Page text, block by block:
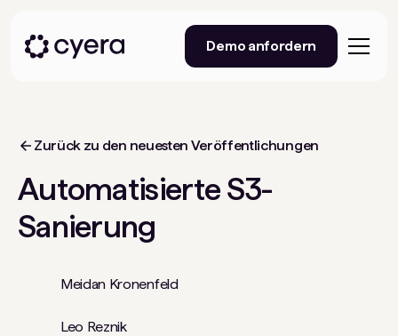
Demo anfordern
Zurück zu den neuesten Veröffentlichungen
Automatisierte S3-
Sanierung
Meidan Kronenfeld
Leo Reznik